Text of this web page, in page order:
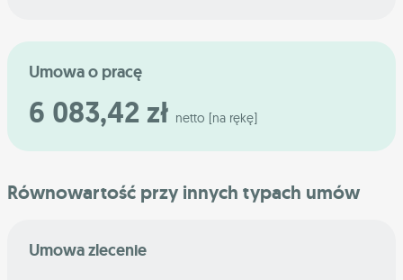
Umowa o pracę
6 083,42 zł netto [na rękę]
Równowartość przy innych typach umów
Umowa zlecenie